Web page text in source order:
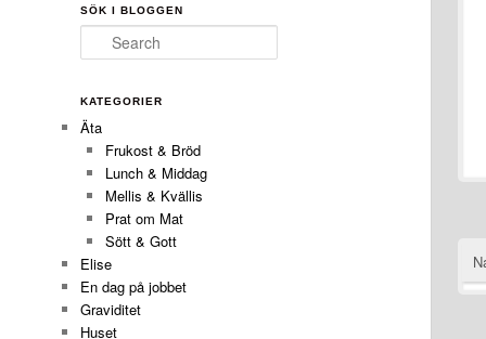
SÖK I BLOGGEN
Search
KATEGORIER
Äta
Frukost & Bröd
Lunch & Middag
Mellis & Kvällis
Prat om Mat
Sött & Gott
Elise
En dag på jobbet
Graviditet
Huset